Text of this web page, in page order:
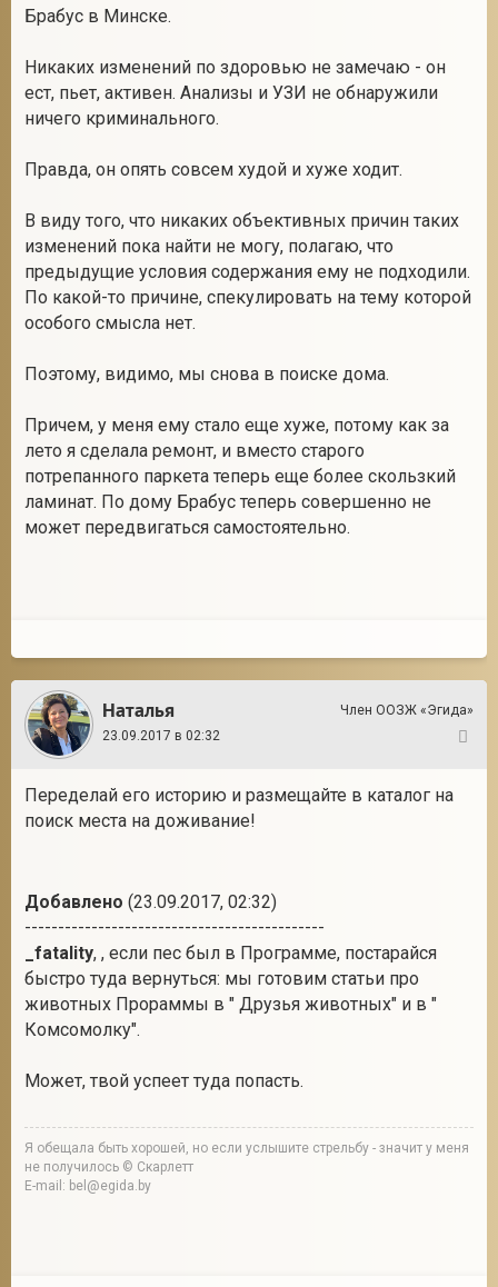
Брабус в Минске.
Никаких изменений по здоровью не замечаю - он
ест, пьет, активен. Анализы и УЗИ не обнаружили
ничего криминального.
Правда, он опять совсем худой и хуже ходит.
В виду того, что никаких объективных причин таких
изменений пока найти не могу, полагаю, что
предыдущие условия содержания ему не подходили.
По какой-то причине, спекулировать на тему которой
особого смысла нет.
Поэтому, видимо, мы снова в поиске дома.
Причем, у меня ему стало еще хуже, потому как за
лето я сделала ремонт, и вместо старого
потрепанного паркета теперь еще более скользкий
ламинат. По дому Брабус теперь совершенно не
может передвигаться самостоятельно.
Наталья
Член ООЗЖ «Эгида»
23.09.2017 в 02:32
Переделай его историю и размещайте в каталог на
поиск места на доживание!
Добавлено (23.09.2017, 02:32)
---------------------------------------------
_fatality, , если пес был в Программе, постарайся
быстро туда вернуться: мы готовим статьи про
животных Прораммы в " Друзья животных" и в "
Комсомолку".
Может, твой успеет туда попасть.
Я обещала быть хорошей, но если услышите стрельбу - значит у меня
не получилось © Скарлетт
E-mail: bel@egida.by